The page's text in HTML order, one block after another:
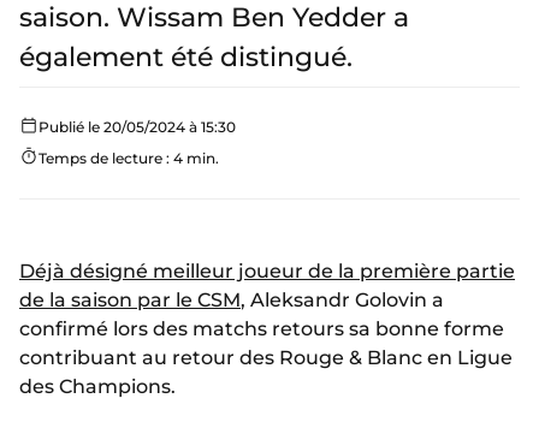
saison. Wissam Ben Yedder a
également été distingué.
Publié le 20/05/2024 à 15:30
Temps de lecture : 4 min.
Déjà désigné meilleur joueur de la première partie
de la saison par le CSM, Aleksandr Golovin a
confirmé lors des matchs retours sa bonne forme
contribuant au retour des Rouge & Blanc en Ligue
des Champions.